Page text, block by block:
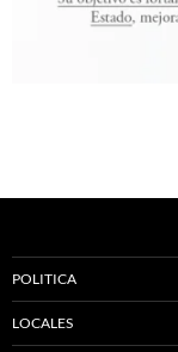
POLITICA
LOCALES